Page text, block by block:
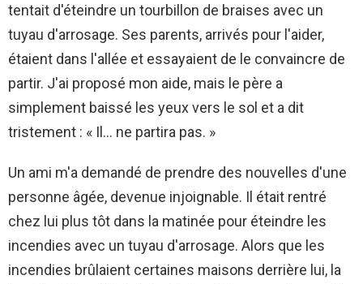
tentait d'éteindre un tourbillon de braises avec un
tuyau d'arrosage. Ses parents, arrivés pour l'aider,
étaient dans l'allée et essayaient de le convaincre de
partir. J'ai proposé mon aide, mais le père a
simplement baissé les yeux vers le sol et a dit
tristement : « Il… ne partira pas. »
Un ami m'a demandé de prendre des nouvelles d'une
personne âgée, devenue injoignable. Il était rentré
chez lui plus tôt dans la matinée pour éteindre les
incendies avec un tuyau d'arrosage. Alors que les
incendies brûlaient certaines maisons derrière lui, la